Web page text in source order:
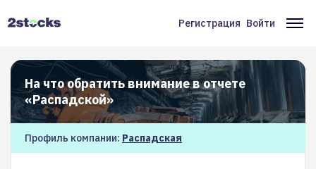
Меню
учётной
записи
пользователя
Регистрация Войти
На что обратить внимание в отчете
«Распадской»
Профиль компании: Распадская